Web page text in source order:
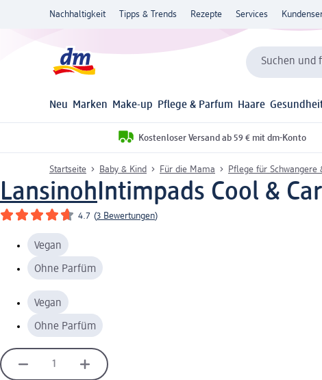
Nachhaltigkeit Tipps & Trends Rezepte Services
Suchen und
Neu Marken Make-up Pflege & Parfum Haare
Kostenloser Versand ab 59 € mit dm-Konto
Startseite Baby & Kind Für die Mama Pflege für Schwangere
LansinohIntimpads Cool &
4.7 (3 Bewertungen)
Vegan
Ohne Parfüm
Vegan
Ohne Parfüm